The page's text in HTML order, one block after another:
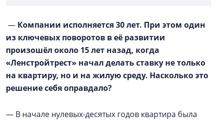
— Компании исполняется 30 лет. При этом один
из ключевых поворотов в её развитии
произошёл около 15 лет назад, когда
«Ленстройтрест» начал делать ставку не только
на квартиру, но и на жилую среду. Насколько это
решение себя оправдало?
— В начале нулевых-десятых годов квартира была